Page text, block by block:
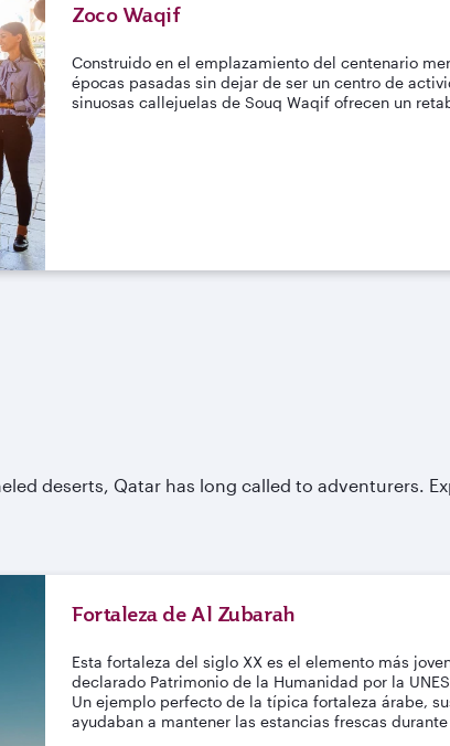
Zoco Waqif
Construido en el emplazamiento del centenario
épocas pasadas sin dejar de ser un centro de
sinuosas callejuelas de Souq Waqif ofrecen un
deserts, Qatar has long called to adventurers.
Fortaleza de Al Zubarah
Esta fortaleza del siglo XX es el elemento más
declarado Patrimonio de la Humanidad por la
Un ejemplo perfecto de la típica fortaleza árabe,
ayudaban a mantener las estancias frescas